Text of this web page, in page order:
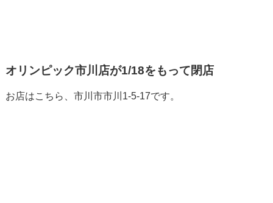
オリンピック市川店が1/18をもって閉店
お店はこちら、市川市市川1-5-17です。